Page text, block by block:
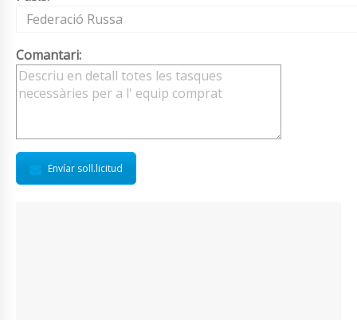
Federació Russa
Comantari:
Envíar soll.licitud